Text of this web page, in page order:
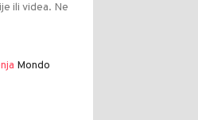
ili videa. Ne
Mondo